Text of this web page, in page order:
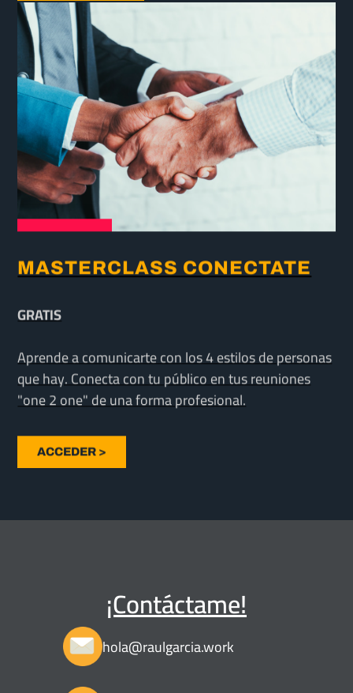
MASTERCLASS CONECTATE
GRATIS
Aprende a comunicarte con los 4 estilos de personas
que hay. Conecta con tu público en tus reuniones
"one 2 one" de una forma profesional.
ACCEDER >
¡Contáctame!
hola@raulgarcia.work